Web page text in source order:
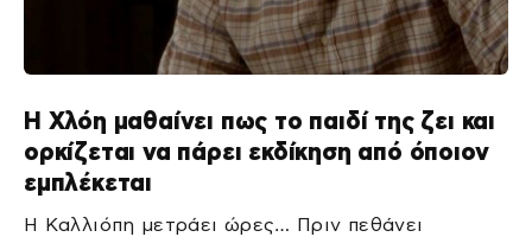
Η Χλόη μαθαίνει πως το παιδί της ζει και
ορκίζεται να πάρει εκδίκηση από όποιον
εμπλέκεται
Η Καλλιόπη μετράει ώρες… Πριν πεθάνει